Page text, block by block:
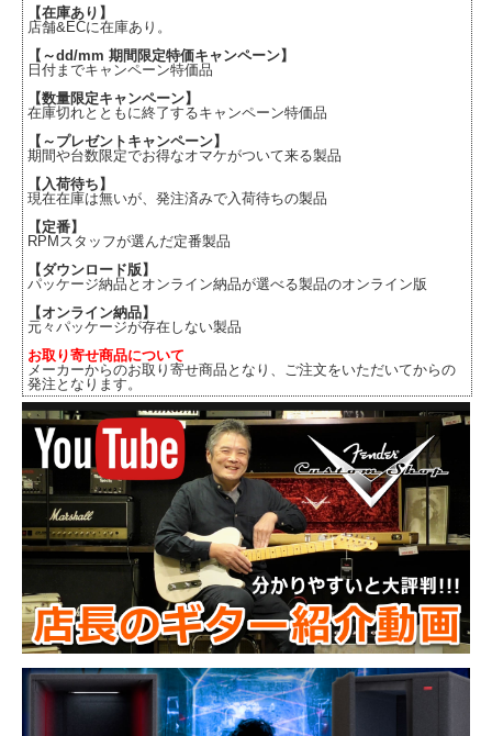
【在庫あり】
店舗&ECに在庫あり。
【～dd/mm 期間限定特価キャンペーン】
日付までキャンペーン特価品
【数量限定キャンペーン】
在庫切れとともに終了するキャンペーン特価品
【～プレゼントキャンペーン】
期間や台数限定でお得なオマケがついて来る製品
【入荷待ち】
現在在庫は無いが、発注済みで入荷待ちの製品
【定番】
RPMスタッフが選んだ定番製品
【ダウンロード版】
パッケージ納品とオンライン納品が選べる製品のオンライン版
【オンライン納品】
元々パッケージが存在しない製品
お取り寄せ商品について
メーカーからのお取り寄せ商品となり、ご注文をいただいてからの
発注となります。